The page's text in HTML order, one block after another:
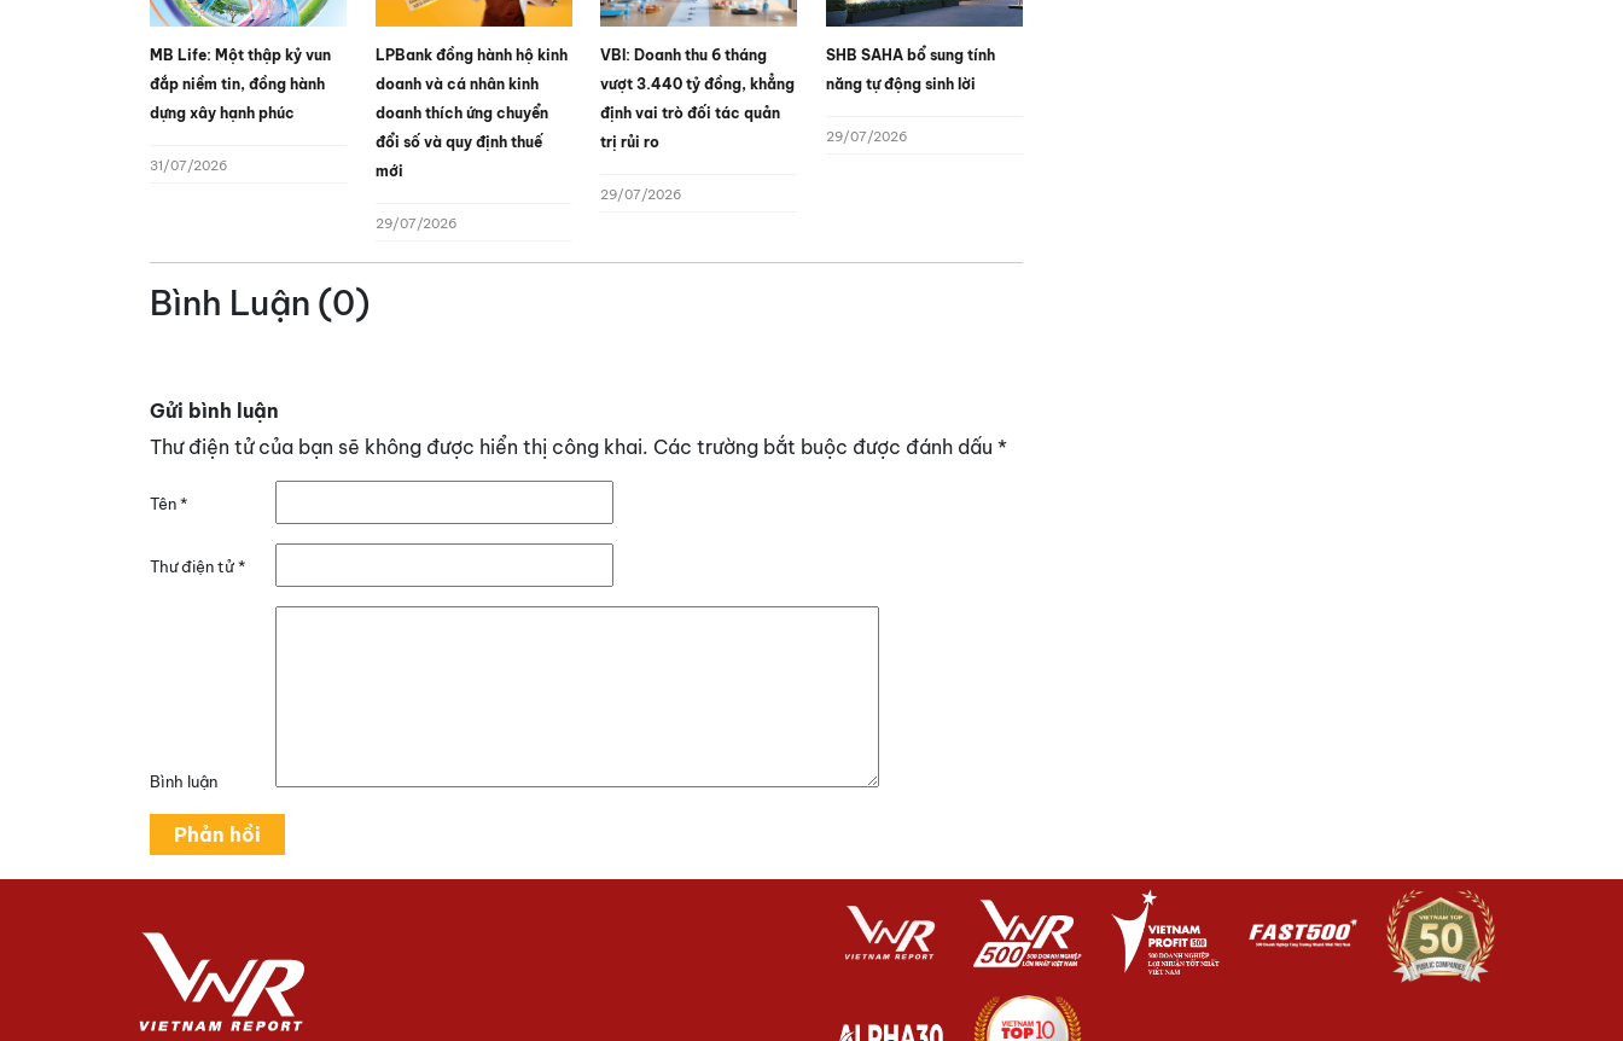
MB Life: Một thập kỷ vun
đắp niềm tin, đồng hành
dựng xây hạnh phúc
31/07/2026
LPBank đồng hành hộ kinh
doanh và cá nhân kinh
doanh thích ứng chuyển
đổi số và quy định thuế
mới
29/07/2026
VBI: Doanh thu 6 tháng
vượt 3.440 tỷ đồng, khẳng
định vai trò đối tác quản
trị rủi ro
29/07/2026
SHB SAHA bổ sung tính
năng tự động sinh lời
29/07/2026
Bình Luận (0)
Gửi bình luận
Thư điện tử của bạn sẽ không được hiển thị công khai. Các trường bắt buộc được đánh dấu *
Tên*
Thư điện tử*
Bình luận